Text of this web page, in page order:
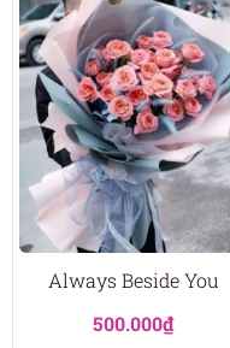
Always Beside You
500.000₫